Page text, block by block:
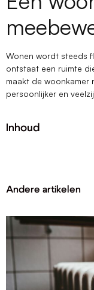
Wonen wordt steeds
ontstaat een ruimte
maakt de woonkamer
persoonlijker en
Inhoud
Andere artikelen